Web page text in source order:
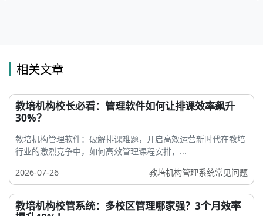
相关文章
教培机构校长必看：管理软件如何让排课效率飙升
30%？
教培机构管理软件：破解排课难题，开启高效运营新时代在教培
行业的激烈竞争中，如何高效管理课程安排，...
2026-07-26
教培机构管理系统常见问题
教培机构校管系统：多校区管理哪家强？3个月效率